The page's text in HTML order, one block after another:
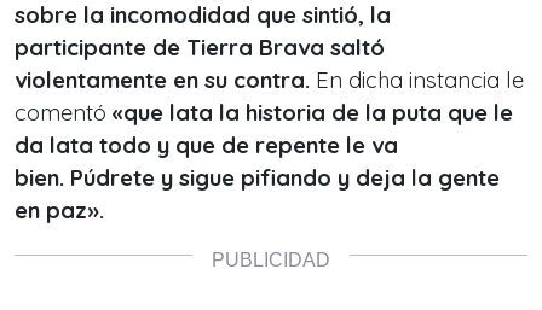
sobre la incomodidad que sintió, la
participante de Tierra Brava saltó
violentamente en su contra. En dicha instancia le
comentó «que lata la historia de la puta que le
da lata todo y que de repente le va
bien. Púdrete y sigue pifiando y deja la gente
en paz».